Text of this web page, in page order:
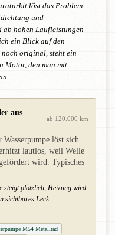
löst das Problem
und
hohen Laufleistungen
ein Blick auf den
original, steht ein
Motor, den man mit
aus
ab 120.000 km
löst sich
lautlos, weil Welle
wird. Typisches
steigt plötzlich, Heizung wird
sichtbares Leck.
M54 Metallrad